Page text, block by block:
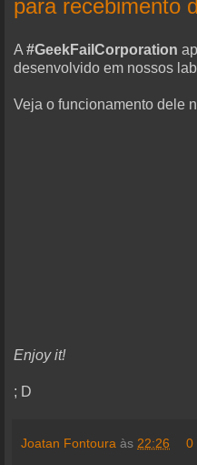
para recebimento
A #GeekFailCorporation
desenvolvido em nossos
Veja o funcionamento dele
Enjoy it!
; D
Joatan Fontoura às 22:26 0